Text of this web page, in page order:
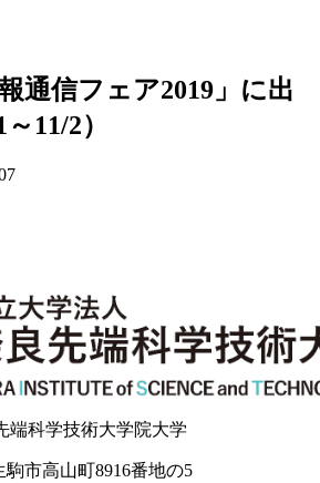
通信フェア2019」に出
11/2）
科学技術大学院大学
市高山町8916番地の5